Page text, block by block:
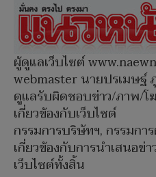
ผู้ดูแลเว็บไซต์
webmaster นายปรเมษฐ์
ดูแลรับผิดชอบข่าว/ภาพ/
เกี่ยวข้องกับเว็บไซต์
กรรมการบริษัทฯ, กรรมกา
เกี่ยวข้องกับการนำเสนอข่
เว็บไซต์ทั้งสิ้น